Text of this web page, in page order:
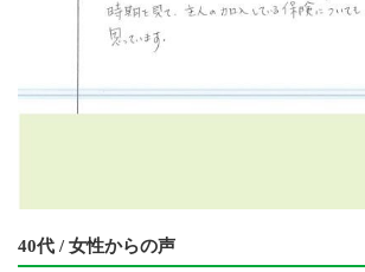
40代 / 女性からの声